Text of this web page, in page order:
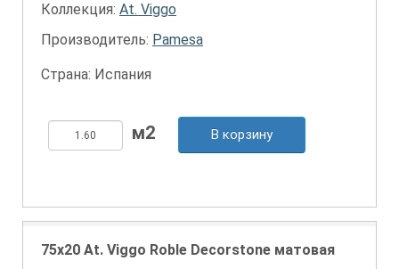
Коллекция: At. Viggo
Производитель: Pamesa
Страна: Испания
В корзину
75x20 At. Viggo Roble Decorstone матовая